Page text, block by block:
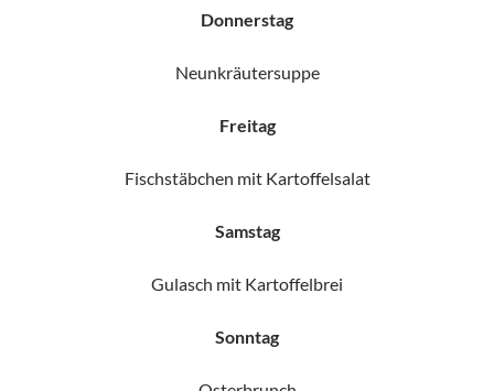
Donnerstag
Neunkräutersuppe
Freitag
Fischstäbchen mit Kartoffelsalat
Samstag
Gulasch mit Kartoffelbrei
Sonntag